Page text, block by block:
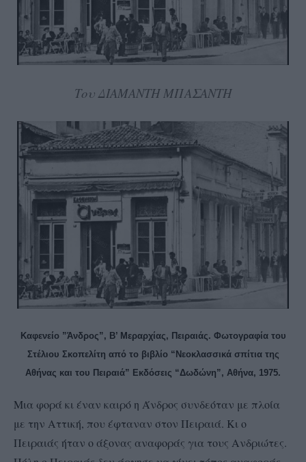
Του ΔΙΑΜΑΝΤΗ ΜΠΑΣΑΝΤΗ
Καφενείο ”Άνδρος”, Β’ Μεραρχίας, Πειραιάς. Φωτογραφία του
Στέλιου Σκοπελίτη από το βιβλίο “Νεοκλασσικά σπίτια της
Αθήνας και του Πειραιά” Εκδόσεις “Δωδώνη”, Αθήνα, 1975.
Μια φορά κι έναν καιρό η Άνδρος συνδεόταν με πλοία
με την Αττική, που έφταναν στον Πειραιά. Κι ο
Πειραιάς ήταν ο άξονας αναφοράς για τους Ανδριώτες.